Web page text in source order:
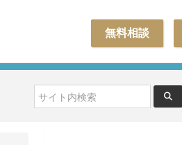
無料相談